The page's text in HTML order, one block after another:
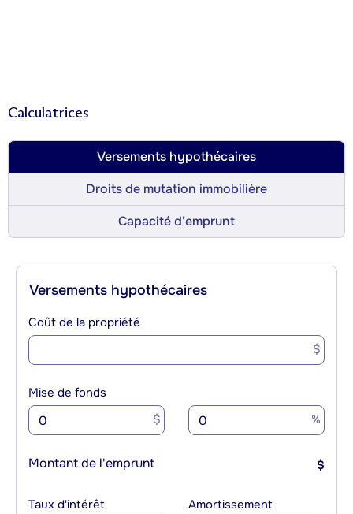
Calculatrices
Versements hypothécaires
Droits de mutation immobilière
Capacité d’emprunt
Versements hypothécaires
Coût de la propriété
$
Mise de fonds
$ %
Montant de l'emprunt $
Taux d'intérêt Amortissement